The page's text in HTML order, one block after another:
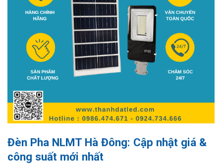
Đèn Pha NLMT Hà Đông: Cập nhật giá &
công suất mới nhất